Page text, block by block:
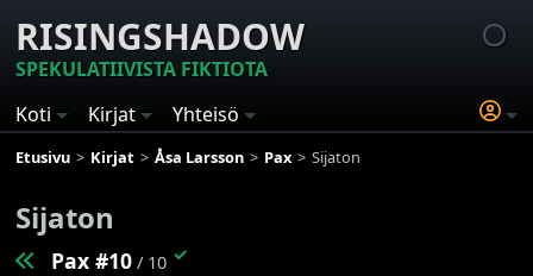
RISINGSHADOW
SPEKULATIIVISTA FIKTIOTA
Koti
Kirjat Yhteisö
Etusivu Kirjat Åsa Larsson Pax Sijaton
Sijaton
Pax #10 / 10 ✓